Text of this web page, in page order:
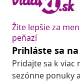
Žite lepšie za
peňazí
Prihláste sa
Pridajte sa k viac
sezónne ponuky